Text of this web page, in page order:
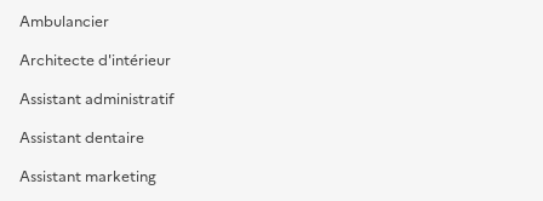
Ambulancier
Architecte d'intérieur
Assistant administratif
Assistant dentaire
Assistant marketing